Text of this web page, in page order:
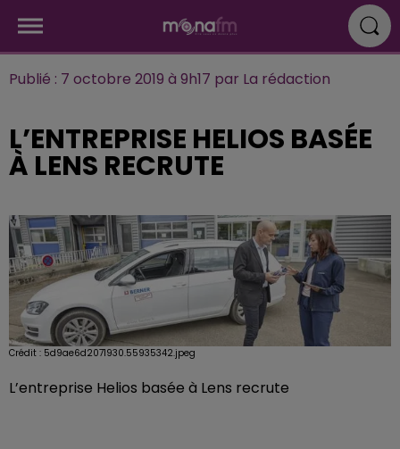
Publié : 7 octobre 2019 à 9h17 par La rédaction
L’ENTREPRISE HELIOS BASÉE
À LENS RECRUTE
Crédit : 5d9ae6d2071930.55935342.jpeg
L’entreprise Helios basée à Lens recrute